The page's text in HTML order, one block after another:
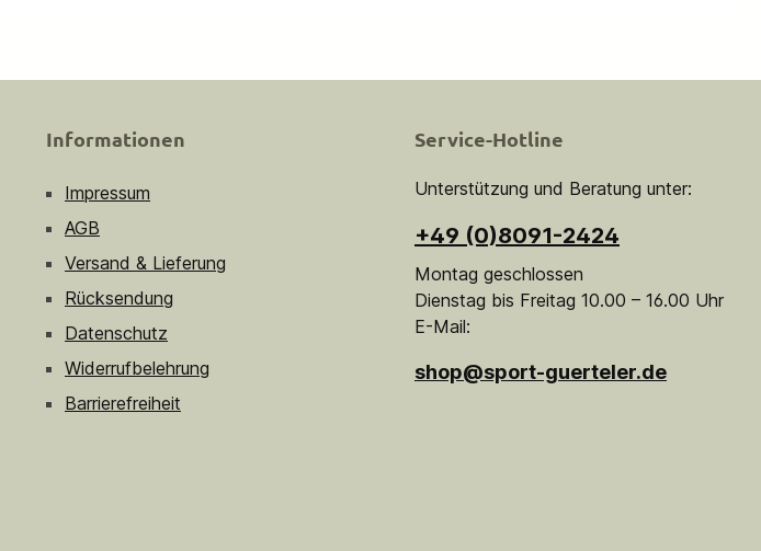
Informationen
Impressum
AGB
Versand & Lieferung
Rücksendung
Datenschutz
Widerrufbelehrung
Barrierefreiheit
Service-Hotline
Unterstützung und Beratung unter:
+49 (0)8091-2424
Montag geschlossen
Dienstag bis Freitag 10.00 – 16.00 Uhr
E-Mail:
shop@sport-guerteler.de